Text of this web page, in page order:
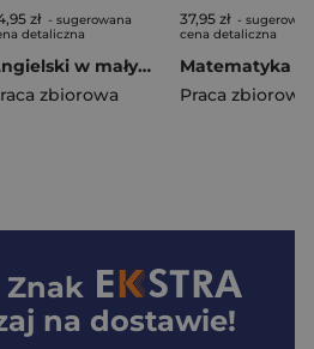
Antecka
zł - sugerowana
detaliczna
Angielski w małym palcu. Karty pracy samodzielnej
zbiorowa
37,95 zł -
cena detaliczna
Praca zbiorowa
Znak
na dostawie!